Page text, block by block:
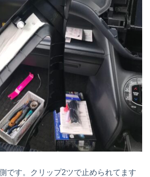
です。クリップ2ツで止められてます